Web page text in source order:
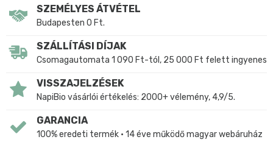
SZEMÉLYES ÁTVÉTEL
Budapesten 0 Ft.
SZÁLLÍTÁSI DÍJAK
Csomagautomata 1 090 Ft-tól, 25 000 Ft felett ingyenes
VISSZAJELZÉSEK
NapiBio vásárlói értékelés: 2000+ vélemény, 4,9/5.
GARANCIA
100% eredeti termék • 14 éve működő magyar webáruház